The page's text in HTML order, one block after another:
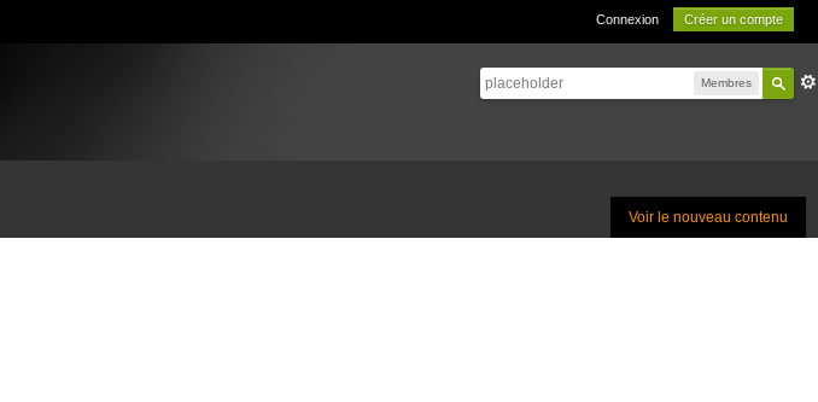
Connexion Créer un compte
Membres
Voir le nouveau contenu